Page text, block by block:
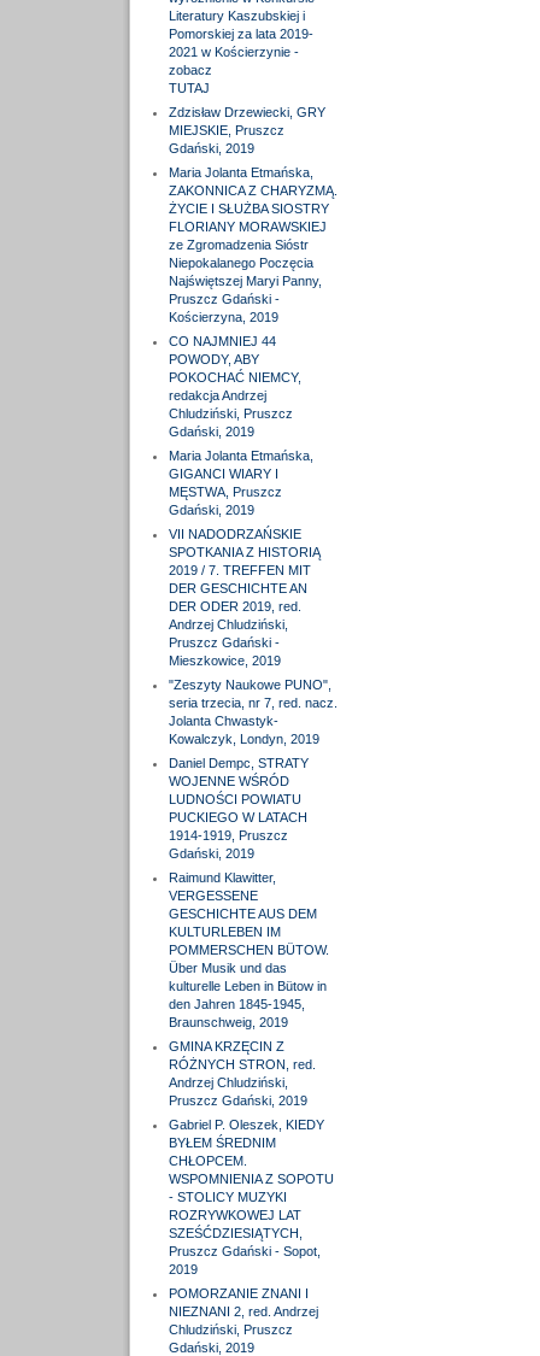
Literatury Kaszubskiej i
Pomorskiej za lata 2019-
2021 w Kościerzynie -
zobacz
TUTAJ
Zdzisław Drzewiecki, GRY
MIEJSKIE, Pruszcz
Gdański, 2019
Maria Jolanta Etmańska,
ZAKONNICA Z CHARYZMĄ.
ŻYCIE I SŁUŻBA SIOSTRY
FLORIANY MORAWSKIEJ
ze Zgromadzenia Sióstr
Niepokalanego Poczęcia
Najświętszej Maryi Panny,
Pruszcz Gdański -
Kościerzyna, 2019
CO NAJMNIEJ 44
POWODY, ABY
POKOCHAĆ NIEMCY,
redakcja Andrzej
Chludziński, Pruszcz
Gdański, 2019
Maria Jolanta Etmańska,
GIGANCI WIARY I
MĘSTWA, Pruszcz
Gdański, 2019
VII NADODRZAŃSKIE
SPOTKANIA Z HISTORIĄ
2019 / 7. TREFFEN MIT
DER GESCHICHTE AN
DER ODER 2019, red.
Andrzej Chludziński,
Pruszcz Gdański -
Mieszkowice, 2019
"Zeszyty Naukowe PUNO",
seria trzecia, nr 7, red. nacz.
Jolanta Chwastyk-
Kowalczyk, Londyn, 2019
Daniel Dempc, STRATY
WOJENNE WŚRÓD
LUDNOŚCI POWIATU
PUCKIEGO W LATACH
1914-1919, Pruszcz
Gdański, 2019
Raimund Klawitter,
VERGESSENE
GESCHICHTE AUS DEM
KULTURLEBEN IM
POMMERSCHEN BÜTOW.
Über Musik und das
kulturelle Leben in Bütow in
den Jahren 1845-1945,
Braunschweig, 2019
GMINA KRZĘCIN Z
RÓŻNYCH STRON, red.
Andrzej Chludziński,
Pruszcz Gdański, 2019
Gabriel P. Oleszek, KIEDY
BYŁEM ŚREDNIM
CHŁOPCEM.
WSPOMNIENIA Z SOPOTU
- STOLICY MUZYKI
ROZRYWKOWEJ LAT
SZEŚĆDZIESIĄTYCH,
Pruszcz Gdański - Sopot,
2019
POMORZANIE ZNANI I
NIEZNANI 2, red. Andrzej
Chludziński, Pruszcz
Gdański, 2019